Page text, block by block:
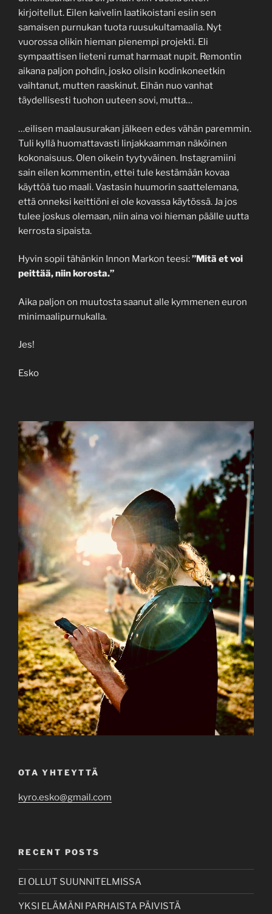
kirjoitellut. Eilen kaivelin laatikoistani esiin sen
samaisen purnukan tuota ruusukultamaalia. Nyt
vuorossa olikin hieman pienempi projekti. Eli
sympaattisen lieteni rumat harmaat nupit. Remontin
aikana paljon pohdin, josko olisin kodinkoneetkin
vaihtanut, mutten raaskinut. Eihän nuo vanhat
täydellisesti tuohon uuteen sovi, mutta…
…eilisen maalausurakan jälkeen edes vähän paremmin.
Tuli kyllä huomattavasti linjakkaamman näköinen
kokonaisuus. Olen oikein tyytyväinen. Instagramiini
sain eilen kommentin, ettei tule kestämään kovaa
käyttöä tuo maali. Vastasin huumorin saattelemana,
että onneksi keittiöni ei ole kovassa käytössä. Ja jos
tulee joskus olemaan, niin aina voi hieman päälle uutta
kerrosta sipaista.
Hyvin sopii tähänkin Innon Markon teesi:”Mitä et voi
peittää, niin korosta.”
Aika paljon on muutosta saanut alle kymmenen euron
minimaalipurnukalla.
Jes!
Esko
OTA YHTEYTTÄ
kyro.esko@gmail.com
RECENT POSTS
EI OLLUT SUUNNITELMISSA
YKSI ELÄMÄNI PARHAISTA PÄIVISTÄ